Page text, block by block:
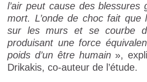
l’air peut cause des blessures
mort. L’onde de choc fait que
sur les murs et se courbe
produisant une force
poids d’un être humain »,
Drikakis, co-auteur de l’étude.